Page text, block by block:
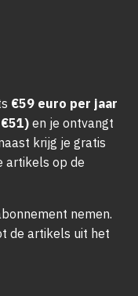
€59 euro per jaar
en je ontvangt
krijg je gratis
artikels op de
nemen.
de artikels uit het